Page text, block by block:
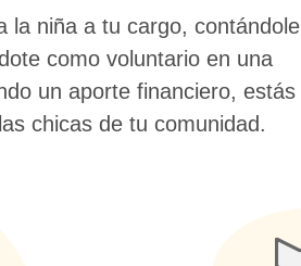
la niña a tu cargo, contándole
como voluntario en una
un aporte financiero, estás
chicas de tu comunidad.